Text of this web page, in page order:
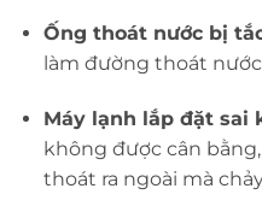
Ống thoát nước bị
làm đường thoát
Máy lạnh lắp đặt sai
không được cân
thoát ra ngoài mà